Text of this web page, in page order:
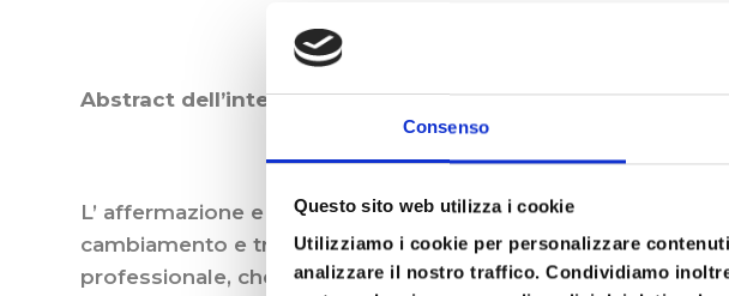
Consenso
Questo sito web utilizza i cookie
Utilizziamo i cookie per personalizzare
analizzare il nostro traffico. Condividiamo
Abstract dell’intervento della Dott.ssa Lucia Fani
L’ affermazione e l’ espansione della professione del
cambiamento e trasformazione. La legge 4/2013, le
professionale, che consentono di poter elaborare nuove